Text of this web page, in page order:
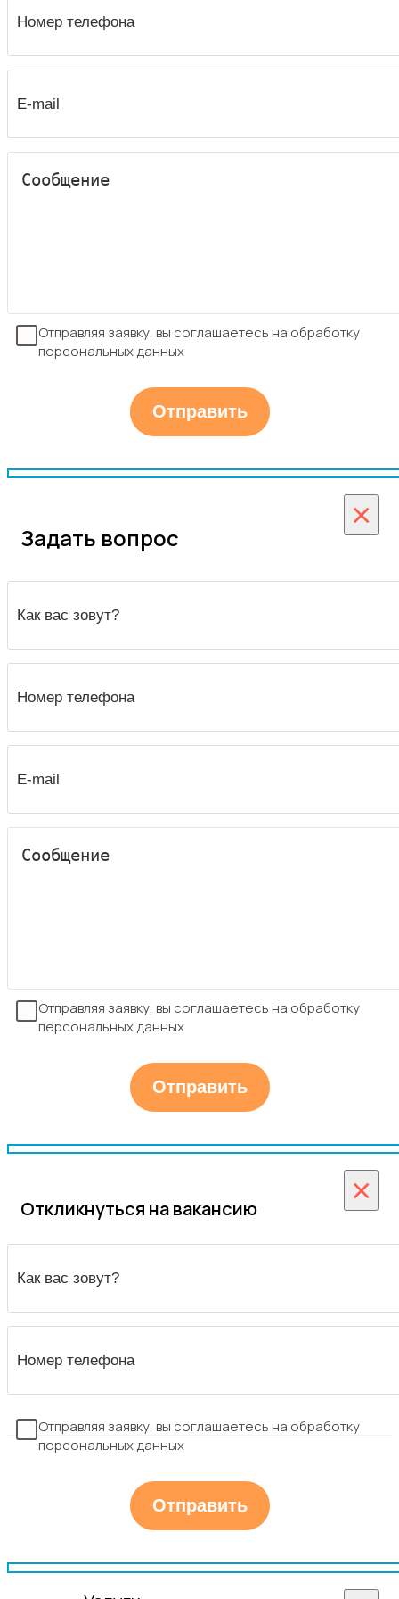
Отправляя заявку, вы соглашаетесь на обработку
персональных данных
×
Задать вопрос
Отправляя заявку, вы соглашаетесь на обработку
персональных данных
×
Откликнуться на вакансию
Отправляя заявку, вы соглашаетесь на обработку
персональных данных